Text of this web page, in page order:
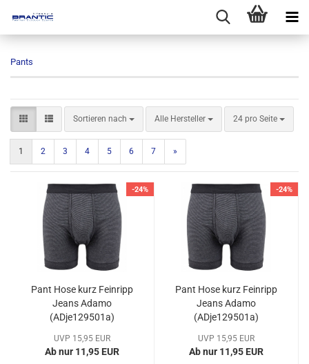
Pants
Sortieren nach
Sortieren nach Alle Hersteller 24 pro Seite
pro Seite
1 2 3 4 5 6 7 »
-24%
Pant Hose kurz Feinripp
Jeans Adamo
(ADje129501a)
UVP 15,95 EUR
Ab nur 11,95 EUR
-24%
Pant Hose kurz Feinripp
Jeans Adamo
(ADje129501a)
UVP 15,95 EUR
Ab nur 11,95 EUR